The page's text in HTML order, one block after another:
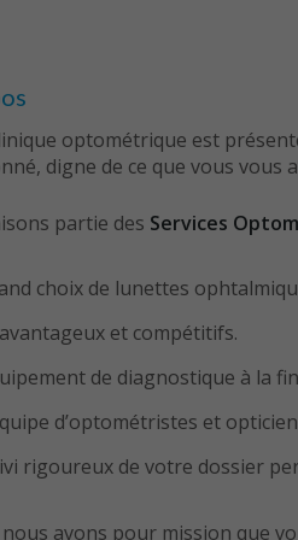
optométrique est
digne de ce que vous vous
partie des Services
choix de lunettes
et compétitifs.
de diagnostique à la
d’optométristes et
rigoureux de votre dossier
nous avons pour mission que